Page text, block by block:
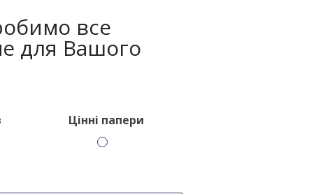
все
для Вашого
Цінні папери